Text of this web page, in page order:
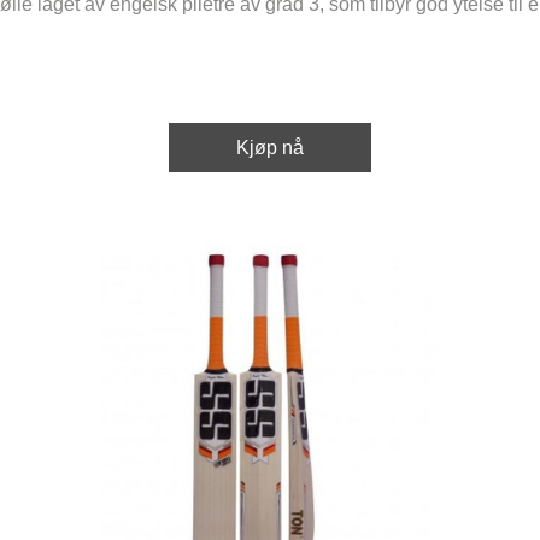
laget av engelsk piletre av grad 3, som tilbyr god ytelse til
Kjøp nå